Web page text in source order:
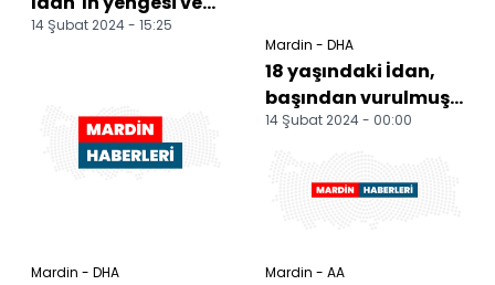
kuzeni gözaltında;
14 Şubat 2024 - 15:25
Mardin - DHA
Mardin - DHA
18 yaşındaki İdan,
başından vurulmuş
halde bulundu
14 Şubat 2024 - 00:00
Mardin - AA